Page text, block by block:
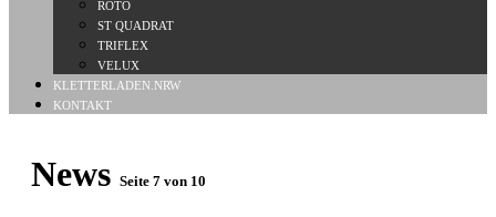
ROTO
ST QUADRAT
TRIFLEX
VELUX
KLETTERLADEN.NRW
KONTAKT
News Seite 7 von 10